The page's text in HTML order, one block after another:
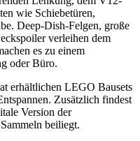
wie Schiebetüren,
Deep-Dish-Felgen, große
verleihen dem
es zu einem
oder Büro.
erhältlichen LEGO Bausets
Zusätzlich findest
Version der
beiliegt.